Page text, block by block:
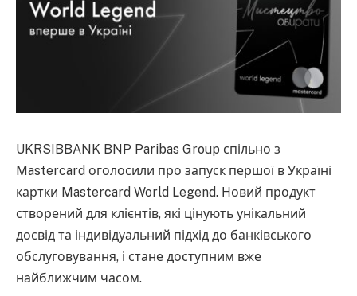
UKRSIBBANK BNP Paribas Group спільно з
Mastercard оголосили про запуск першої в Україні
картки Mastercard World Legend. Новий продукт
створений для клієнтів, які цінують унікальний
досвід та індивідуальний підхід до банківського
обслуговування, і стане доступним вже
найближчим часом.